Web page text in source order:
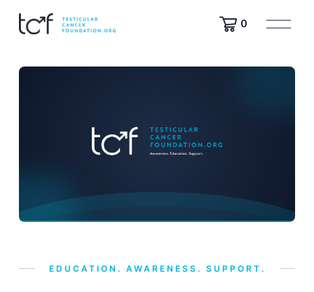
0
ف
ت
ا
EDUCATION. AWARENESS. SUPPORT.